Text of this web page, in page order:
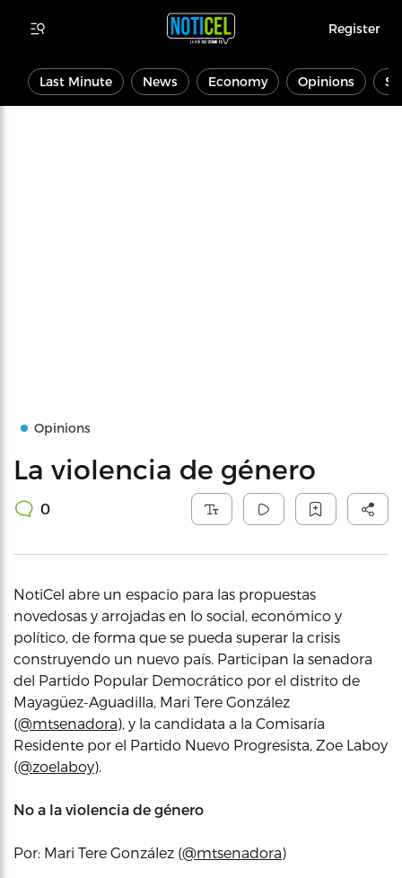
Register
Last Minute News Economy Opinions
Opinions
La violencia de género
0
NotiCel abre un espacio para las propuestas
novedosas y arrojadas en lo social, económico y
político, de forma que se pueda superar la crisis
construyendo un nuevo país. Participan la senadora
del Partido Popular Democrático por el distrito de
Mayagüez-Aguadilla, Mari Tere González
(@mtsenadora), y la candidata a la Comisaría
Residente por el Partido Nuevo Progresista, Zoe Laboy
(@zoelaboy).
No a la violencia de género
Por: Mari Tere González (@mtsenadora)